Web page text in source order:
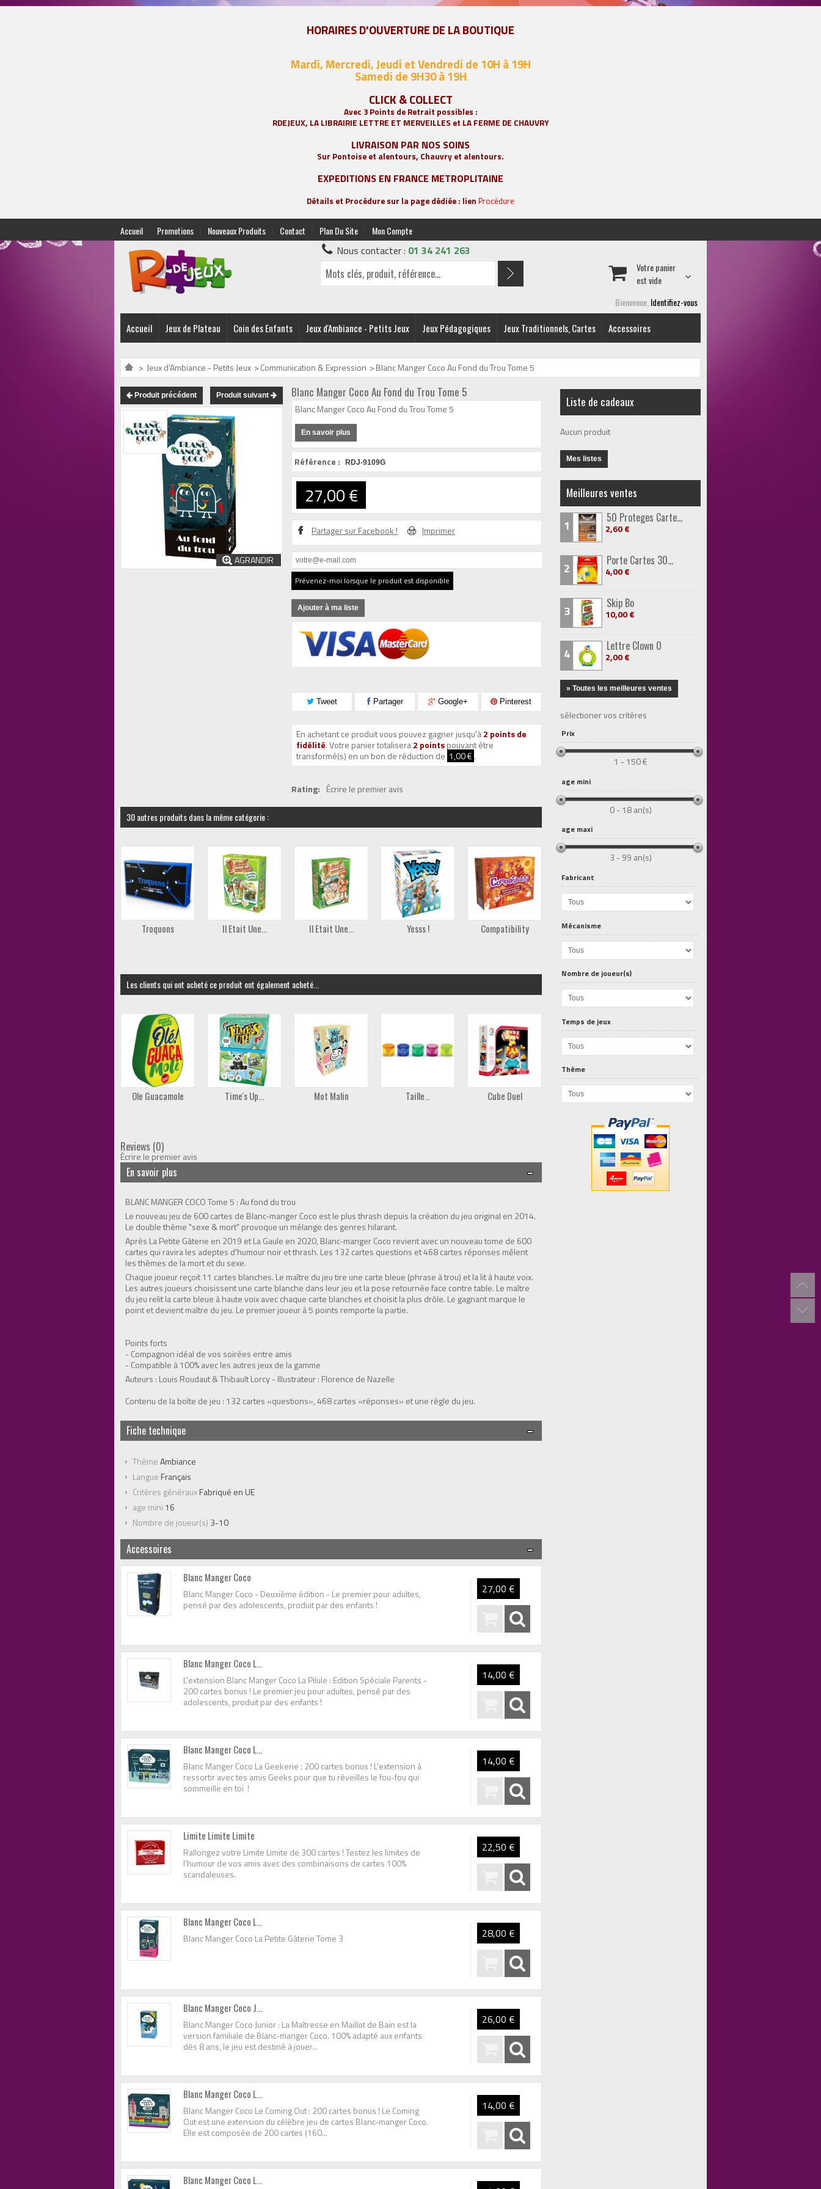
HORAIRES D'OUVERTURE DE LA BOUTIQUE
Mardi, Mercredi, Jeudi et Vendredi de 10H à 19H
Samedi de 9H30 à 19H
CLICK & COLLECT
Avec 3 Points de Retrait possibles :
RDEJEUX, LA LIBRAIRIE LETTRE ET MERVEILLES et LA FERME DE CHAUVRY
LIVRAISON PAR NOS SOINS
Sur Pontoise et alentours, Chauvry et alentours.
EXPEDITIONS EN FRANCE METROPLITAINE
Détails et Procédure sur la page dédiée : lien Procédure
Accueil Promotions Nouveaux Produits Contact Plan Du Site Mon Compte
Nous contacter : 01 34 241 263
Bienvenue, Identifiez-vous
Votre panier
est vide
Accueil Jeux de Plateau Coin des Enfants Jeux d'Ambiance - Petits Jeux Jeux Pédagogiques Jeux Traditionnels, Cartes Accessoires
> Jeux d'Ambiance - Petits Jeux >Communication & Expression >Blanc Manger Coco Au Fond du Trou Tome 5
Produit précédent Produit suivant
AGRANDIR
Blanc Manger Coco Au Fond du Trou Tome 5
Blanc Manger Coco Au Fond du Trou Tome 5
En savoir plus
Référence : RDJ-9109G
27,00 €
Partager sur Facebook ! Imprimer
Prévenez-moi lorsque le produit est disponible
Ajouter à ma liste
Tweet Partager Google+ Pinterest
En achetant ce produit vous pouvez gagner jusqu'à2 points de
fidélité. Votre panier totalisera2 pointspouvant être
transformé(s) en un bon de réduction de 1,00 € .
Rating: Écrire le premier avis
30 autres produits dans la même catégorie :
Troquons Il Etait Une... Il Etait Une... Yesss ! Compatibility Blanc Manger...
Les clients qui ont acheté ce produit ont également acheté...
Ole Guacamole Time's Up... Mot Malin Taille... Cube Duel Time's Up...
Reviews (0)
Écrire le premier avis
En savoir plus
BLANC MANGER COCO Tome 5 : Au fond du trou
Le nouveau jeu de 600 cartes de Blanc-manger Coco est le plus thrash depuis la création du jeu original en 2014.
Le double thème "sexe & mort" provoque un mélange des genres hilarant.
Après La Petite Gâterie en 2019 et La Gaule en 2020, Blanc-manger Coco revient avec un nouveau tome de 600
cartes qui ravira les adeptes d'humour noir et thrash. Les 132 cartes questions et 468 cartes réponses mêlent
les thèmes de la mort et du sexe.
Chaque joueur reçoit 11 cartes blanches. Le maître du jeu tire une carte bleue (phrase à trou) et la lit à haute voix.
Les autres joueurs choisissent une carte blanche dans leur jeu et la pose retournée face contre table. Le maître
du jeu relit la carte bleue à haute voix avec chaque carte blanches et choisit la plus drôle. Le gagnant marque le
point et devient maître du jeu. Le premier joueur à 5 points remporte la partie.
Points forts
- Compagnon idéal de vos soirées entre amis
- Compatible à 100% avec les autres jeux de la gamme
Auteurs : Louis Roudaut & Thibault Lorcy - Illustrateur : Florence de Nazelle
Contenu de la boîte de jeu : 132 cartes «questions», 468 cartes «réponses» et une règle du jeu.
Fiche technique
ThèmeAmbiance
Langue Français
Critères générauxFabriqué en UE
age mini 16
Nombre de joueur(s) 3-10
Accessoires
Blanc Manger Coco
Blanc Manger Coco - Deuxième édition - Le premier pour adultes,
pensé par des adolescents, produit par des enfants !
27,00 €
Blanc Manger Coco L...
L'extension Blanc Manger Coco La Pilule : Edition Spéciale Parents -
200 cartes bonus ! Le premier jeu pour adultes, pensé par des
adolescents, produit par des enfants !
14,00 €
Blanc Manger Coco L...
Blanc Manger Coco La Geekerie : 200 cartes bonus ! L'extension à
ressortir avec tes amis Geeks pour que tu réveilles le fou-fou qui
sommeille en toi !
14,00 €
Limite Limite Limite
Rallongez votre Limite Limite de 300 cartes ! Testez les limites de
l'humour de vos amis avec des combinaisons de cartes 100%
scandaleuses.
22,50 €
Blanc Manger Coco L...
Blanc Manger Coco La Petite Gâterie Tome 3 28,00 €
Blanc Manger Coco J...
Blanc Manger Coco Junior : La Maîtresse en Maillot de Bain est la
version familiale de Blanc-manger Coco. 100% adapté aux enfants
dès 8 ans, le jeu est destiné à jouer...
26,00 €
Blanc Manger Coco L...
Blanc Manger Coco Le Coming Out : 200 cartes bonus ! Le Coming
Out est une extension du célèbre jeu de cartes Blanc-manger Coco.
Elle est composée de 200 cartes (160...
14,00 €
Blanc Manger Coco L...
Liste de cadeaux
Aucun produit
Mes listes
Meilleures ventes
1 50 Proteges Carte...
2,60 €
2 Porte Cartes 30...
4,00 €
3 Skip Bo
10,00 €
4 Lettre Clown O
2,00 €
» Toutes les meilleures ventes
sélectioner vos critères
Prix
1 - 150 €
age mini
0 - 18 an(s)
age maxi
3 - 99 an(s)
Fabricant
Mécanisme
Nombre de joueur(s)
Temps de jeux
Thème